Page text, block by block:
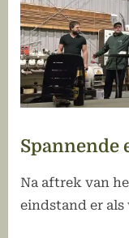
Spannende
Na aftrek van
eindstand er